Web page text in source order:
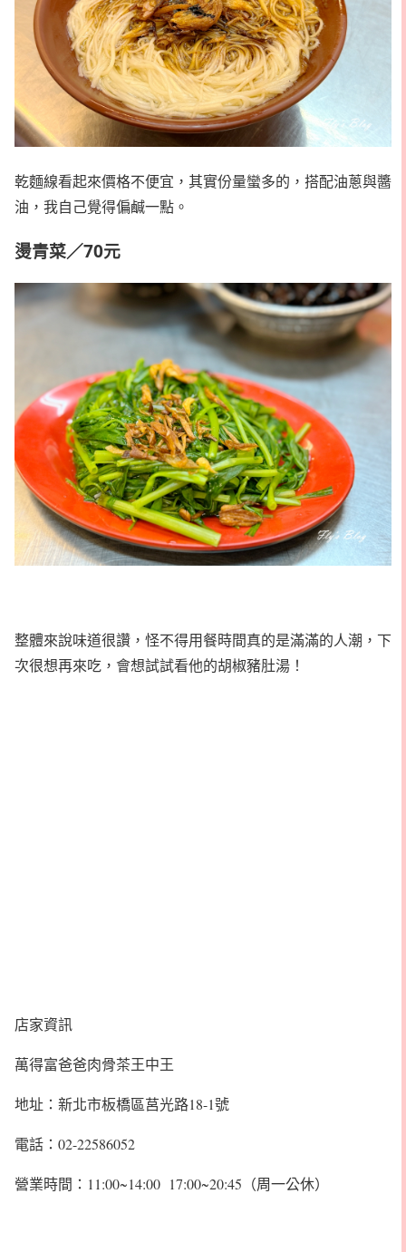
乾麵線看起來價格不便宜，其實份量蠻多的，搭配油蔥與醬
油，我自己覺得偏鹹一點。
燙青菜／70元
整體來說味道很讚，怪不得用餐時間真的是滿滿的人潮，下
次很想再來吃，會想試試看他的胡椒豬肚湯！
店家資訊
萬得富爸爸肉骨茶王中王
地址：新北市板橋區莒光路18-1號
電話：02-22586052
營業時間：11:00~14:00 17:00~20:45（周一公休）